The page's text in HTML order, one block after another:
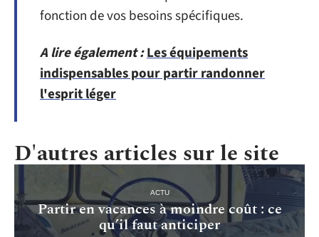
fonction de vos besoins spécifiques.
A lire également :Les équipements
indispensables pour partir randonner
l'esprit léger
D'autres articles sur le site
ACTU
Partir en vacances à moindre coût : ce
qu’il faut anticiper